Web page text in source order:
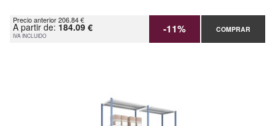
Precio anterior 206.84 €
A partir de: 184.09 €
IVA INCLUIDO -11% COMPRAR